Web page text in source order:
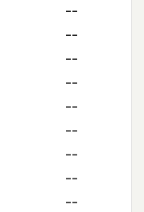
--
--
--
--
--
--
--
--
--